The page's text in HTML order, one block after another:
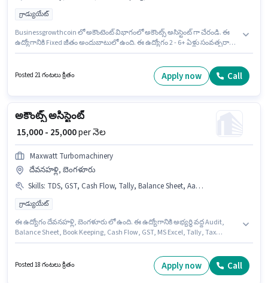
గ్రాడ్యుయేట్
Businessgrowthcoin లో అకౌంటెంట్ విభాగంలో అకౌంట్స్ అసిస్టెంట్ గా చేరండి. ఈ
ఉద్యోగానికి Fixed జీతం అందుబాటులో ఉంది. ఈ ఉద్యోగం 2 - 6+ ఏళ్లు సంవత్సరాల
ఉండాలి. ఈ ఉద్యోగం సెక్టర్ 37 గుర్గావ్, గుర్గావ్ లో ఉంది. దరఖాస్తుదారులు కనీసం
Posted 21 గంటలు క్రితం Apply now Call
అకౌంట్స్ అసిస్టెంట్
₹ 15,000 - 25,000per నెల
Maxwatt Turbomachinery
దేవనహళ్లి, బెంగళూరు
Skills: TDS, GST, Cash Flow, Tally, Balance Sheet, Aadhar Card, Taxation - VAT & Sales Tax, Tax Returns, Audit, PAN Card, MS Excel, Book Keeping
గ్రాడ్యుయేట్
ఈ ఉద్యోగం దేవనహళ్లి, బెంగళూరు లో ఉంది. ఈ ఉద్యోగానికి అభ్యర్థి వద్ద Audit,
Balance Sheet, Book Keeping, Cash Flow, GST, MS Excel, Tally, Tax
Benefits లు ఉద్యోగ స్థాయి మరియు కంపెనీ పాలసీలపై ఆధారపడి
ఇప్పించబడతాయి. Maxwatt Turbomachinery లో అకౌంటెంట్ విభాగంలో అకౌంట్స్
Posted 18 గంటలు క్రితం Apply now Call